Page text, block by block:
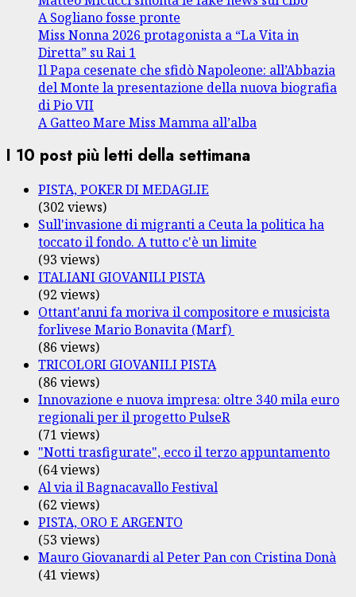
A Sogliano fosse pronte
Miss Nonna 2026 protagonista a “La Vita in
Diretta” su Rai 1
Il Papa cesenate che sfidò Napoleone: all’Abbazia
del Monte la presentazione della nuova biografia
di Pio VII
A Gatteo Mare Miss Mamma all’alba
I 10 post più letti della settimana
PISTA, POKER DI MEDAGLIE
(302 views)
Sull'invasione di migranti a Ceuta la politica ha
toccato il fondo. A tutto c'è un limite
(93 views)
ITALIANI GIOVANILI PISTA
(92 views)
Ottant'anni fa moriva il compositore e musicista
forlivese Mario Bonavita (Marf)
(86 views)
TRICOLORI GIOVANILI PISTA
(86 views)
Innovazione e nuova impresa: oltre 340 mila euro
regionali per il progetto PulseR
(71 views)
"Notti trasfigurate", ecco il terzo appuntamento
(64 views)
Al via il Bagnacavallo Festival
(62 views)
PISTA, ORO E ARGENTO
(53 views)
Mauro Giovanardi al Peter Pan con Cristina Donà
(41 views)